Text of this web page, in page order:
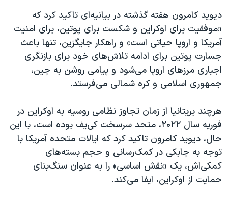
دیوید کامرون هفته گذشته در بیانیه‌ای تاکید کرد که
«موفقیت برای اوکراین و شکست برای پوتین، برای امنیت
آمریکا و اروپا حیاتی است» و راهکار جایگزین، تنها باعث
جسارت پوتین برای ادامه تلاش‌های خود برای بازنگری
اجباری مرزهای اروپا می‌شود و پیامی روشن به چین،
جمهوری اسلامی و کره شمالی می‌فرستد.
هرچند بریتانیا از زمان تجاوز نظامی روسیه به اوکراین در
فوریه سال ۲۰۲۲، متحد سرسخت کی‌یف بوده است، با این
حال، دیوید کامرون تاکید کرد که ایالات متحده آمریکا با
توجه به چابکی در کمک‌رسانی و حجم بسته‌های
کمکی‌اش، یک «نقش اساسی» را به عنوان سنگ‌بنای
حمایت از اوکراین، ایفا می‌کند.